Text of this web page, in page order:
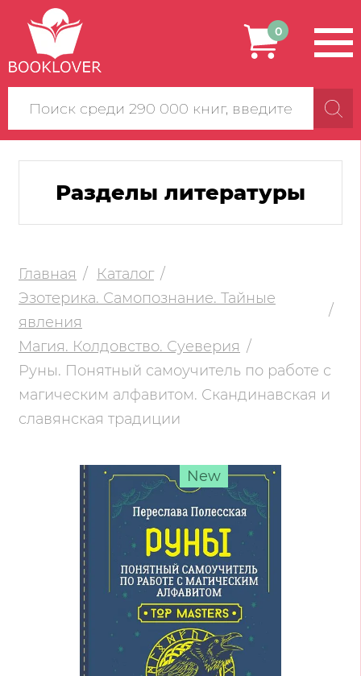
Поиск
по
сайту
0
Разделы литературы
Главная
Каталог
Эзотерика. Самопознание. Тайные
явления
Магия. Колдовство. Суеверия
Руны. Понятный самоучитель по работе с
магическим алфавитом. Скандинавская и
славянская традиции
New